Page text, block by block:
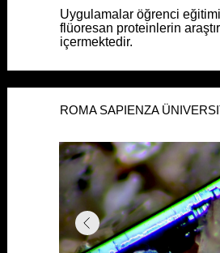
Uygulamalar öğrenci
flüoresan proteinlerin
içermektedir.
Uygulamalar öğrenci
flüoresan proteinlerin
içermektedir.
ROMA SAPIENZA
ROMA SAPIENZA